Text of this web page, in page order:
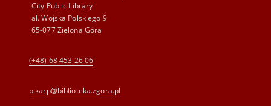
City Public Library
al. Wojska Polskiego 9
65-077 Zielona Góra
(+48) 68 453 26 06
p.karp@biblioteka.zgora.pl